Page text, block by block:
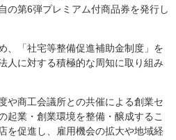
の第6弾プレミアム付商品券を発行し
、「社宅等整備促進補助金制度」を
人に対する積極的な周知に取り組み
や商工会議所との共催による創業セ
起業・創業環境を整備・醸成するこ
を促進し、雇用機会の拡大や地域経